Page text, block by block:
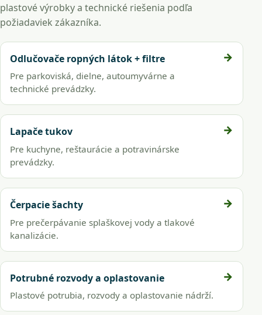
plastové výrobky a technické riešenia podľa
požiadaviek zákazníka.
Odlučovače ropných látok + filtre
Pre parkoviská, dielne, autoumyvárne a
technické prevádzky.
Lapače tukov
Pre kuchyne, reštaurácie a potravinárske
prevádzky.
Čerpacie šachty
Pre prečerpávanie splaškovej vody a tlakové
kanalizácie.
Potrubné rozvody a oplastovanie
Plastové potrubia, rozvody a oplastovanie nádrží.